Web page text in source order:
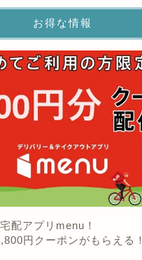
お得な情報
配アプリmenu！
円クーポンがもらえる！